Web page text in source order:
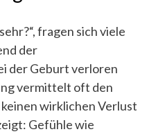
fragen sich viele
der
der Geburt verloren
vermittelt oft den
keinen wirklichen Verlust
Gefühle wie